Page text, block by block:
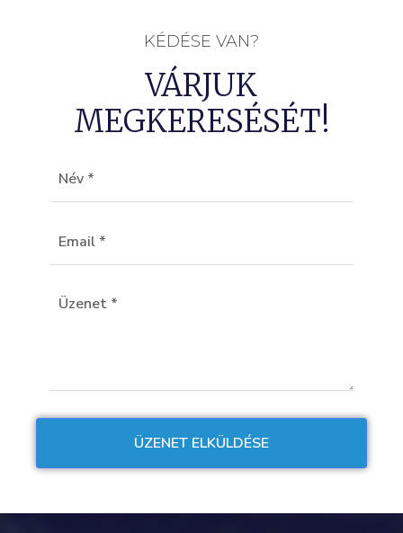
KÉDÉSE VAN?
VÁRJUK
MEGKERESÉSÉT!